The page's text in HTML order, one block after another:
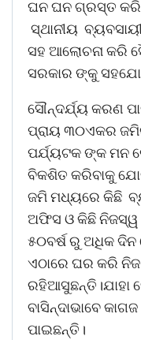
ଘନ ଘନ ଗ୍ରସ୍ତ କରି
ସ୍ଥାନୀୟ
ସହ ଆଲୋଚନା କରି
ସରକାର ଙ୍କୁ
ସୌନ୍ଦର୍ଯ୍ୟ କରଣ
ପ୍ରାୟ ୩୦ଏକର
ପର୍ଯ୍ୟଟକ ଙ୍କ ମନ
ବିକଶିତ କରିବାକୁ
ଜମି ମଧ୍ୟରେ କିଛି
ଅଫିସ ଓ କିଛି ନିଜସ୍ୱ
୫୦ବର୍ଷ ରୁ ଅଧିକ ଦିନ
ଏଠାରେ ଘର କରି
ରହିଆସୁଛନ୍ତି।ଯାହା
ବାସିନ୍ଦାଭାବେ
ପାଇଛନ୍ତି।